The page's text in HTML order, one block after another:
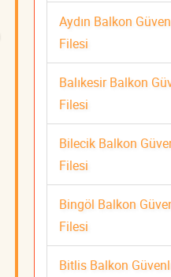
Aydın Balkon
Filesi
Balıkesir Balkon
Filesi
Bilecik Balkon
Filesi
Bingöl Balkon
Filesi
Bitlis Balkon